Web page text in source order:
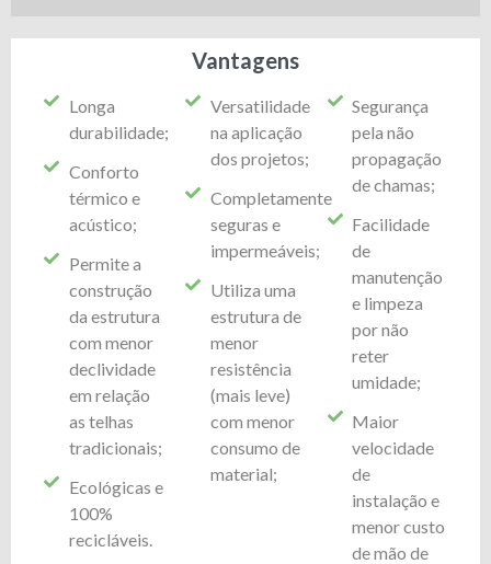
Vantagens
Longa
durabilidade;
Conforto
térmico e
acústico;
Permite a
construção
da estrutura
com menor
declividade
em relação
as telhas
tradicionais;
Ecológicas e
100%
recicláveis.
Versatilidade
na aplicação
dos projetos;
Completamente
seguras e
impermeáveis;
Utiliza uma
estrutura de
menor
resistência
(mais leve)
com menor
consumo de
material;
Segurança
pela não
propagação
de chamas;
Facilidade
de
manutenção
e limpeza
por não
reter
umidade;
Maior
velocidade
de
instalação e
menor custo
de mão de